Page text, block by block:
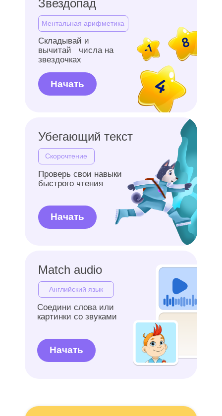
5-этапный отбор: берём 1 из 25.
Поэтому у каждого ребёнка
педагог с опытом, харизмой
и искренней любовью к детям
Результаты в 2 раза
быстрее, чем в школе
Учеба, которая увлекает
Интерактивные тренажёры,
истории и персонажи
превращают занятия в игру,
а не в скучную обязанность
Забота о каждом
Помогаем детям с СДВГ, РАС
и другими особенностями
развития. Вам не нужно сидеть
подключается, администратор
всегда на связи
с героями курсов на каждом